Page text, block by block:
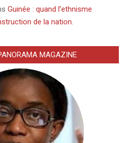
Guinée : quand l’ethnisme
de la nation.
MAGAZINE